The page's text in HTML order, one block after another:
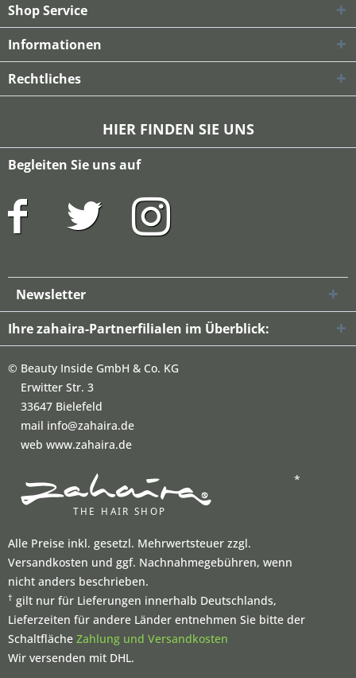
Shop Service
Informationen
Rechtliches
HIER FINDEN SIE UNS
Begleiten Sie uns auf
Newsletter
Ihre zahaira-Partnerfilialen im Überblick:
© Beauty Inside GmbH & Co. KG
Erwitter Str. 3
33647 Bielefeld
mail info@zahaira.de
web www.zahaira.de
*
Alle Preise inkl. gesetzl. Mehrwertsteuer zzgl.
Versandkosten und ggf. Nachnahmegebühren, wenn
nicht anders beschrieben.
† gilt nur für Lieferungen innerhalb Deutschlands,
Lieferzeiten für andere Länder entnehmen Sie bitte der
Schaltfläche Zahlung und Versandkosten
Wir versenden mit DHL.